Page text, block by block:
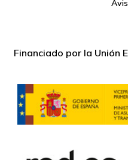
Financiado por la Unión